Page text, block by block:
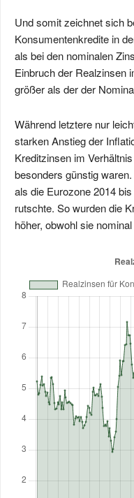
Und somit zeichnet sich
Konsumentenkredite in
als bei den nominalen
Einbruch der Realzinsen
größer als der der
Während letztere nur
starken Anstieg der
Kreditzinsen im
besonders günstig
als die Eurozone 2014
rutschte. So wurden die
höher, obwohl sie